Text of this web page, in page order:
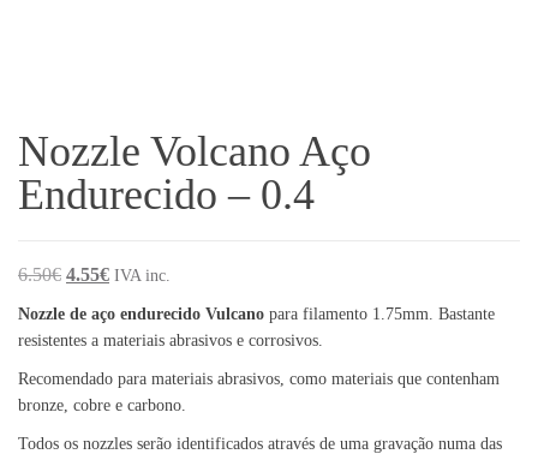
Nozzle Volcano Aço
Endurecido – 0.4
6.50€ O preço original era: 6.50€.
4.55€O preço atual é: 4.55€.
IVA inc.
Nozzle de aço endurecido Vulcano para filamento 1.75mm. Bastante
resistentes a materiais abrasivos e corrosivos.
Recomendado para materiais abrasivos, como materiais que contenham
bronze, cobre e carbono.
Todos os nozzles serão identificados através de uma gravação numa das